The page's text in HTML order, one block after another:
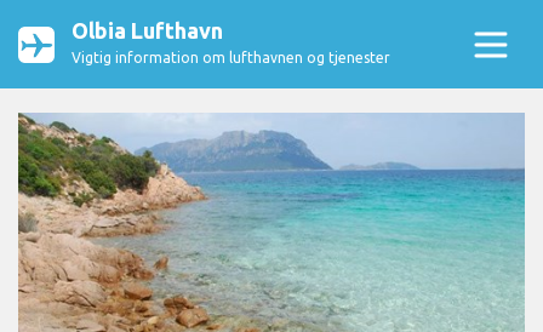
Olbia Lufthavn
Vigtig information om lufthavnen og tjenester